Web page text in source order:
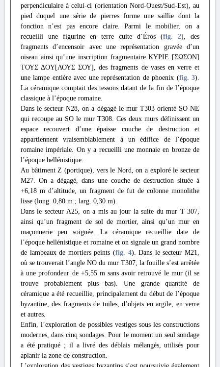
perpendiculaire à celui-ci (orientation Nord-Ouest/Sud-Est), au
pied duquel une série de pierres forme une saillie dont la
fonction n’est pas encore claire. Parmi le mobilier, on a
recueilli une figurine en terre cuite d’Éros (fig. 2), des
fragments d’encensoir avec une représentation gravée d’un
oiseau ainsi qu’une inscription fragmentaire ΚΥΡΙΕ [ΣΩΣΟΝ]
ΤΟΥΣ ΔΟY[ΛΟΥΣ ΣΟΥ], des fragments de vases en verre et
une lampe entière avec une représentation de phoenix (fig. 3).
La céramique comptait des tessons datant de la fin de l’époque
classique à l’époque romaine.
Dans le secteur N28, on a dégagé le mur T303 orienté SO-NE
qui recoupe au SO le mur T308. Ces deux murs définissent un
espace recouvert d’une épaisse couche de destruction et
appartiennent vraisemblablement à un édifice de l’époque
romaine impériale. On y a recueilli une monnaie en bronze de
l’époque hellénistique.
Au bâtiment Z (portique), vers le Nord, on a exploré le secteur
M27. On a dégagé, dans une couche de destruction située à
+6,18 m d’altitude, un fragment de fut de colonne monolithe
lisse (long. 0,80 m ; larg. 0,30 m).
Dans le secteur Λ25, on a mis au jour la suite du mur T 307,
ainsi qu’un fragment de sol de mortier, ainsi qu’un mur en
maçonnerie peu soignée. La céramique recueillie date de
l’époque hellénistique et romaine et on signale un grand nombre
de lambeaux de mortiers peints (fig. 4). Dans le secteur M21,
où se trouverait l’angle NO du mur T307, la fouille s’est arrêtée
à une profondeur de +5,55 m sans avoir retrouvé le mur (il se
trouve probablement plus bas). Une grande quantité de
céramique a été recueillie, principalement du début de l’époque
byzantine, des fragments de tuiles, d’objets en argile, en verre
et autres.
Enfin, l’exploration de possibles vestiges sous les constructions
modernes, dans cinq sondages. Pour le moment un seul sondage
a été pratiqué ; il a livré des déblais mélangés, utilisés pour
aplanir la zone de construction.